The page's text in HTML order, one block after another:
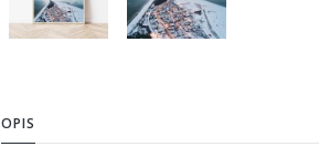
OPIS